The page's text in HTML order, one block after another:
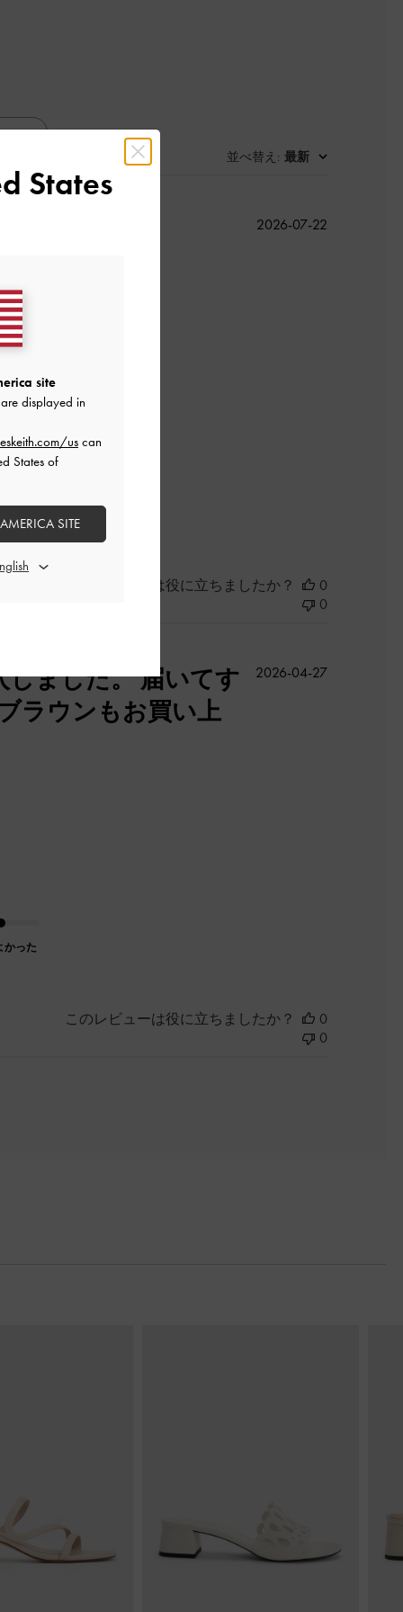
並べ替え : 最新
公
2026-07-22
このレビューは役に立ちましたか？
0
0
ました。 届いてす
ラウンもお買い上
かった
公
2026-04-27
このレビューは役に立ちましたか？
0
0
States
site
displayed in
uscan
States of
SITE